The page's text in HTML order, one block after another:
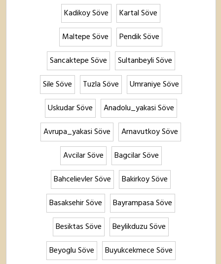
Kadikoy Söve
Kartal Söve
Maltepe Söve
Pendik Söve
Sancaktepe Söve
Sultanbeyli Söve
Sile Söve
Tuzla Söve
Umraniye Söve
Uskudar Söve
Anadolu_yakasi Söve
Avrupa_yakasi Söve
Arnavutkoy Söve
Avcilar Söve
Bagcilar Söve
Bahcelievler Söve
Bakirkoy Söve
Basaksehir Söve
Bayrampasa Söve
Besiktas Söve
Beylikduzu Söve
Beyoglu Söve
Buyukcekmece Söve